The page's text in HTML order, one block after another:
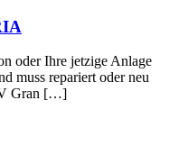
oder Ihre jetzige Anlage
muss repariert oder neu
Gran […]